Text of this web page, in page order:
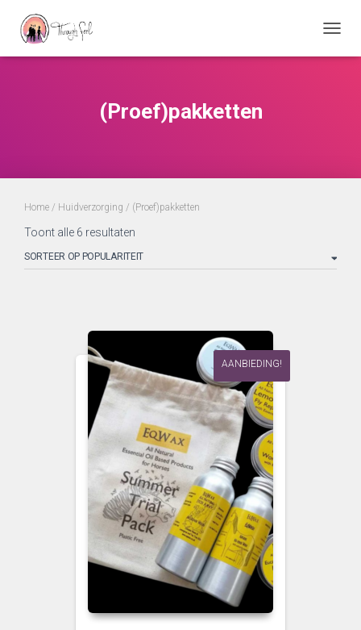
(Proef)pakketten
Home / Huidverzorging / (Proef)pakketten
Toont alle 6 resultaten
populariteit
AANBIEDING!